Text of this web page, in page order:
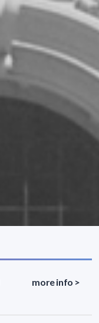
more info >